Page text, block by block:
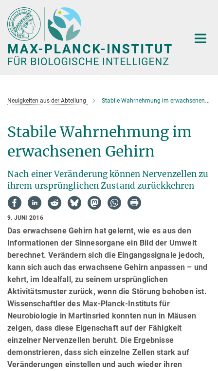
Hauptinhalt
Neuigkeiten aus der Abteilung Stabile Wahrnehmung im erwachsenen Gehirn
Stabile Wahrnehmung im
erwachsenen Gehirn
Nach einer Veränderung können Nervenzellen zu
ihrem ursprünglichen Zustand zurückkehren
9. JUNI 2016
Das erwachsene Gehirn hat gelernt, wie es aus den
Informationen der Sinnesorgane ein Bild der Umwelt
berechnet. Verändern sich die Eingangssignale jedoch,
kann sich auch das erwachsene Gehirn anpassen – und
kehrt, im Idealfall, zu seinem ursprünglichen
Aktivitätsmuster zurück, wenn die Störung behoben ist.
Wissenschaftler des Max-Planck-Instituts für
Neurobiologie in Martinsried konnten nun in Mäusen
zeigen, dass diese Eigenschaft auf der Fähigkeit
einzelner Nervenzellen beruht. Die Ergebnisse
demonstrieren, dass sich einzelne Zellen stark auf
Veränderungen einstellen und auch wieder ihren